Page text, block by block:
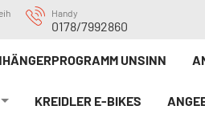
Handy
0178/7992860
UNSINN
KREIDLER E-BIKE`S